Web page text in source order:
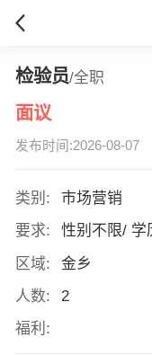
检验员/全职
面议
发布时间:2026-08-07
类别:
市场营销
要求:
性别不限/ 学
区域:
金乡
人数:
2
福利: